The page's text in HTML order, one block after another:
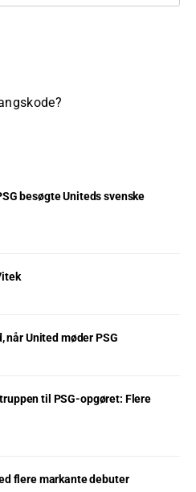
besøgte Uniteds svenske
når United møder PSG
til PSG-opgøret: Flere
flere markante debuter